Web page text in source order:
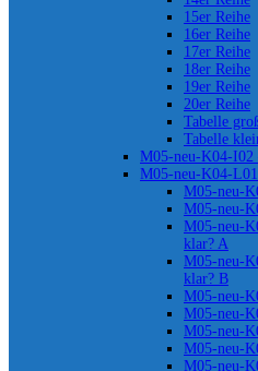
15er Reihe
16er Reihe
17er Reihe
18er Reihe
19er Reihe
20er Reihe
Tabelle
Tabelle
M05-neu-K04-I02
M05-neu-K04-
M05-neu-
M05-neu-
M05-neu-
klar? A
M05-neu-
klar? B
M05-neu-
M05-neu-
M05-neu-
M05-neu-
M05-neu-